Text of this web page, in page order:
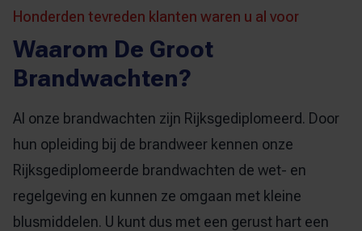
Honderden tevreden klanten waren u al voor
Waarom De Groot
Brandwachten?
Al onze brandwachten zijn Rijksgediplomeerd. Door
hun opleiding bij de brandweer kennen onze
Rijksgediplomeerde brandwachten de wet- en
regelgeving en kunnen ze omgaan met kleine
blusmiddelen. U kunt dus met een gerust hart een